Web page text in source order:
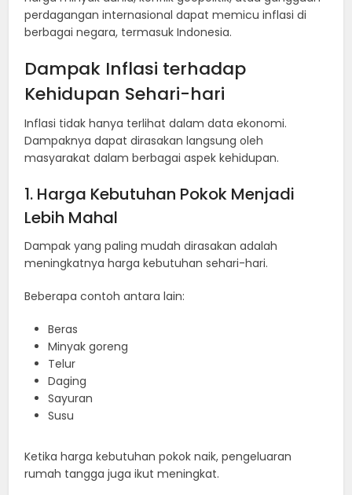
perdagangan internasional dapat memicu inflasi di
berbagai negara, termasuk Indonesia.
Dampak Inflasi terhadap
Kehidupan Sehari-hari
Inflasi tidak hanya terlihat dalam data ekonomi.
Dampaknya dapat dirasakan langsung oleh
masyarakat dalam berbagai aspek kehidupan.
1. Harga Kebutuhan Pokok Menjadi
Lebih Mahal
Dampak yang paling mudah dirasakan adalah
meningkatnya harga kebutuhan sehari-hari.
Beberapa contoh antara lain:
Beras
Minyak goreng
Telur
Daging
Sayuran
Susu
Ketika harga kebutuhan pokok naik, pengeluaran
rumah tangga juga ikut meningkat.